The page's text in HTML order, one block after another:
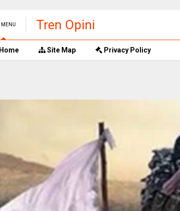
MENU Tren Opini
Home Site Map Privacy Policy